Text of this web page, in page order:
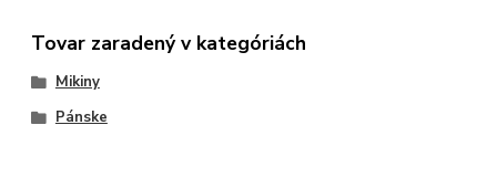
Tovar zaradený v kategóriách
Mikiny
Pánske